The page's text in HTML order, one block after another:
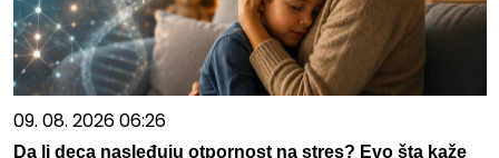
09. 08. 2026 06:26
Da li deca nasleđuju otpornost na stres? Evo šta kaže